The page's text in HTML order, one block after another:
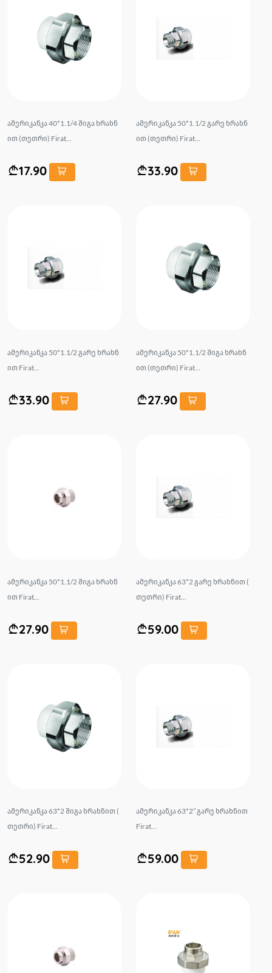
ამერიკანკა 40*1.1/4 შიგა ხრახნ
ით (თეთრი) Firat...
17.90
ამერიკანკა 50*1.1/2 გარე ხრახნ
ით (თეთრი) Firat...
33.90
ამერიკანკა 50*1.1/2 გარე ხრახნ
ით Firat...
33.90
ამერიკანკა 50*1.1/2 შიგა ხრახნ
ით (თეთრი) Firat...
27.90
ამერიკანკა 50*1.1/2 შიგა ხრახნ
ით Firat...
27.90
ამერიკანკა 63*2 გარე ხრახნით (
თეთრი) Firat...
59.00
ამერიკანკა 63*2 შიგა ხრახნით (
თეთრი) Firat...
52.90
ამერიკანკა 63*2” გარე ხრახნით
Firat...
59.00